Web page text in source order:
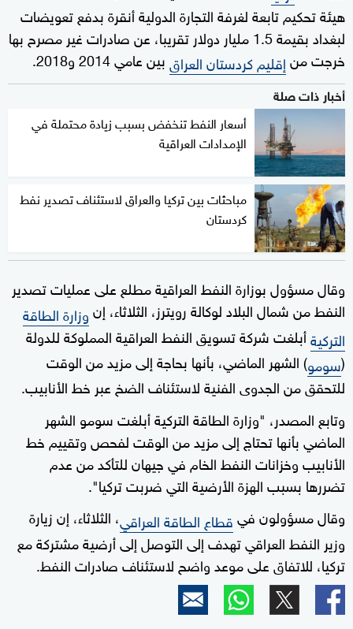
هيئة تحكيم تابعة لغرفة التجارة الدولية أنقرة بدفع تعويضات
لبغداد بقيمة 1.5 مليار دولار تقريبا، عن صادرات غير مصرح بها
خرجت منإقليم كردستان العراقبين عامي 2014 و2018.
أخبار ذات صلة
أسعار النفط تنخفض بسبب زيادة محتملة في
الإمدادات العراقية
مباحثات بين تركيا والعراق لاستئناف تصدير نفط
كردستان
وقال مسؤول بوزارة النفط العراقية مطلع على عمليات تصدير
النفط من شمال البلاد لوكالة رويترز، الثلاثاء، إنوزارة الطاقة
التركيةأبلغت شركة تسويق النفط العراقية المملوكة للدولة
(سومو) الشهر الماضي، بأنها بحاجة إلى مزيد من الوقت
للتحقق من الجدوى الفنية لاستئناف الضخ عبر خط الأنابيب.
وتابع المصدر، "وزارة الطاقة التركية أبلغت سومو الشهر
الماضي بأنها تحتاج إلى مزيد من الوقت لفحص وتقييم خط
الأنابيب وخزانات النفط الخام في جيهان للتأكد من عدم
تضررها بسبب الهزة الأرضية التي ضربت تركيا".
وقال مسؤولون فيقطاع الطاقة العراقي، الثلاثاء، إن زيارة
وزير النفط العراقي تهدف إلى التوصل إلى أرضية مشتركة مع
تركيا، للاتفاق على موعد واضح لاستئناف صادرات النفط.